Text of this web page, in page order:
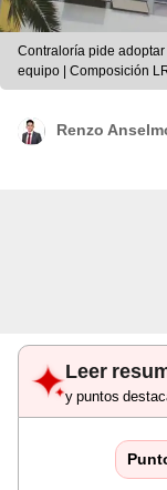
Contraloría pide
equipo | Composición
Renzo
Leer
y puntos